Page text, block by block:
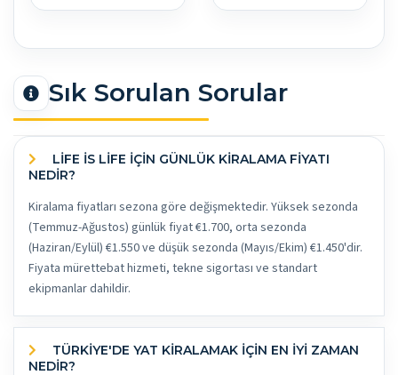
Sık Sorulan Sorular
NEDİR?
Kiralama fiyatları sezona göre değişmektedir. Yüksek sezonda
(Temmuz-Ağustos) günlük fiyat €1.700, orta sezonda
(Haziran/Eylül) €1.550 ve düşük sezonda (Mayıs/Ekim) €1.450'dir.
Fiyata mürettebat hizmeti, tekne sigortası ve standart
ekipmanlar dahildir.
NEDİR?